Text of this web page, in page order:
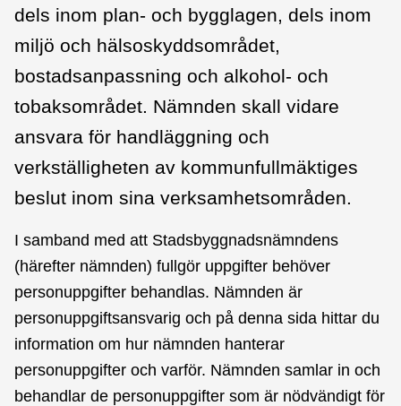
dels inom plan‐ och bygglagen, dels inom
miljö och hälsoskyddsområdet,
bostadsanpassning och alkohol- och
tobaksområdet. Nämnden skall vidare
ansvara för handläggning och
verkställigheten av kommunfullmäktiges
beslut inom sina verksamhetsområden.
I samband med att Stadsbyggnadsnämndens
(härefter nämnden) fullgör uppgifter behöver
personuppgifter behandlas. Nämnden är
personuppgiftsansvarig och på denna sida hittar du
information om hur nämnden hanterar
personuppgifter och varför. Nämnden samlar in och
behandlar de personuppgifter som är nödvändigt för